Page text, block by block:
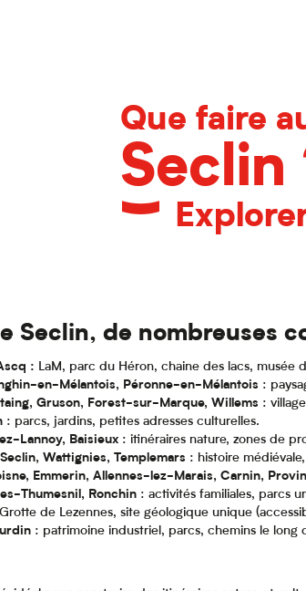
Que faire
Seclin
Seclin, de nombreuses
: LaM, parc du Héron, chaine des lacs, musée
en-Mélantois, Péronne-en-Mélantois :
Gruson, Forest-sur-Marque, Willems :
: parcs, jardins, petites adresses culturelles.
Lannoy, Baisieux : itinéraires nature, zones de
Wattignies, Templemars : histoire
Emmerin, Allennes-lez-Marais, Carnin,
Thumesnil, Ronchin : activités familiales, parcs
de Lezennes, site géologique unique
: patrimoine industriel, parcs, chemins le long